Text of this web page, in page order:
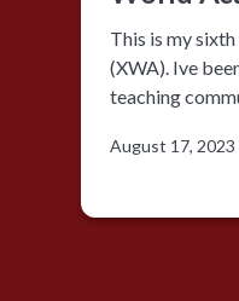
This is my
(XWA). Ive
teaching
August 17, 2023